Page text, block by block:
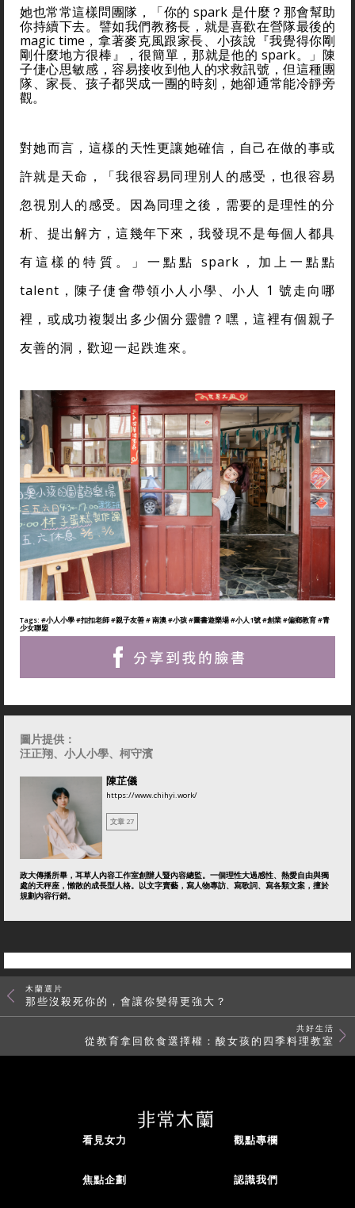
她也常常這樣問團隊，「你的 spark 是什麼？那會幫助
你持續下去。譬如我們教務長，就是喜歡在營隊最後的
magic time，拿著麥克風跟家長、小孩說『我覺得你剛
剛什麼地方很棒』，很簡單，那就是他的 spark。」陳
子倢心思敏感，容易接收到他人的求救訊號，但這種團
隊、家長、孩子都哭成一團的時刻，她卻通常能冷靜旁
觀。
對她而言，這樣的天性更讓她確信，自己在做的事或
許就是天命，「我很容易同理別人的感受，也很容易
忽視別人的感受。因為同理之後，需要的是理性的分
析、提出解方，這幾年下來，我發現不是每個人都具
有這樣的特質。」一點點 spark，加上一點點
talent，陳子倢會帶領小人小學、小人 1 號走向哪
裡，或成功複製出多少個分靈體？嘿，這裡有個親子
友善的洞，歡迎一起跌進來。
Tags: #小人小學#扣扣老師#親子友善# 南澳#小孩#圖書遊樂場#小人1號#創業#偏鄉教育#青
少女聯盟
圖片提供：
汪正翔、小人小學、柯守濱
陳芷儀
https://www.chihyi.work/
文章 27
政大傳播所畢，耳草人內容工作室創辦人暨內容總監。一個理性大過感性、熱愛自由與獨
處的天秤座，懶散的成長型人格。以文字賣藝，寫人物專訪、寫歌詞、寫各類文案，擅於
規劃內容行銷。
木蘭選片
那些沒殺死你的，會讓你變得更強大？
共好生活
從教育拿回飲食選擇權：酸女孩的四季料理教室
看見女力 觀點專欄
焦點企劃 認識我們